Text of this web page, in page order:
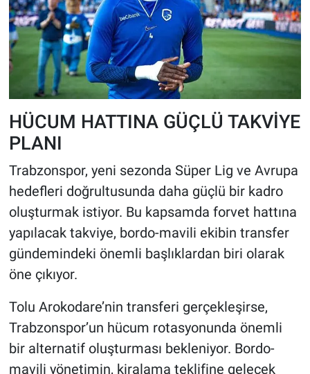
HÜCUM HATTINA GÜÇLÜ TAKVİYE
PLANI
Trabzonspor, yeni sezonda Süper Lig ve Avrupa
hedefleri doğrultusunda daha güçlü bir kadro
oluşturmak istiyor. Bu kapsamda forvet hattına
yapılacak takviye, bordo-mavili ekibin transfer
gündemindeki önemli başlıklardan biri olarak
öne çıkıyor.
Tolu Arokodare’nin transferi gerçekleşirse,
Trabzonspor’un hücum rotasyonunda önemli
bir alternatif oluşturması bekleniyor. Bordo-
mavili yönetimin, kiralama teklifine gelecek